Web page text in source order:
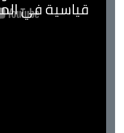
قياسية في